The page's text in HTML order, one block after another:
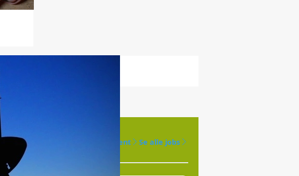
Opret agent Se alle jobs